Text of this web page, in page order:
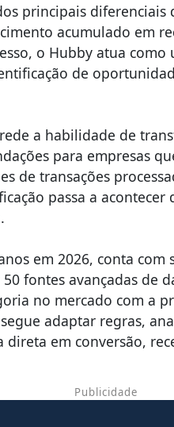
principais
acumulado em
o Hubby atua
de
a habilidade de
para empresas
de transações
passa a
em 2026, conta
fontes avançadas de
no mercado com a
adaptar regras,
em conversão,
Publicidade